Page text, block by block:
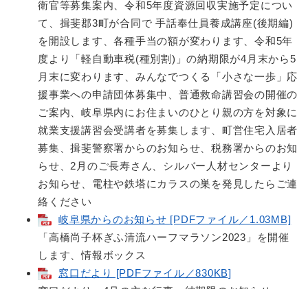
衛官等募集案内、令和5年度資源回収実施予定につい
て、揖斐郡3町が合同で 手話奉仕員養成講座(後期編)
を開設します、各種手当の額が変わります、令和5年
度より「軽自動車税(種別割)」の納期限が4月末から5
月末に変わります、みんなでつくる「小さな一歩」応
援事業への申請団体募集中、普通救命講習会の開催の
ご案内、岐阜県内にお住まいのひとり親の方を対象に
就業支援講習会受講者を募集します、町営住宅入居者
募集、揖斐警察署からのお知らせ、税務署からのお知
らせ、2月のご長寿さん、シルバー人材センターより
お知らせ、電柱や鉄塔にカラスの巣を発見したらご連
絡ください
岐阜県からのお知らせ [PDFファイル／1.03MB]
「高橋尚子杯ぎふ清流ハーフマラソン2023」を開催
します、情報ボックス
窓口だより [PDFファイル／830KB]